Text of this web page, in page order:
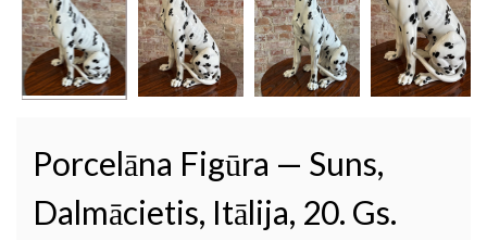
Porcelāna Figūra — Suns,
Dalmācietis, Itālija, 20. Gs.